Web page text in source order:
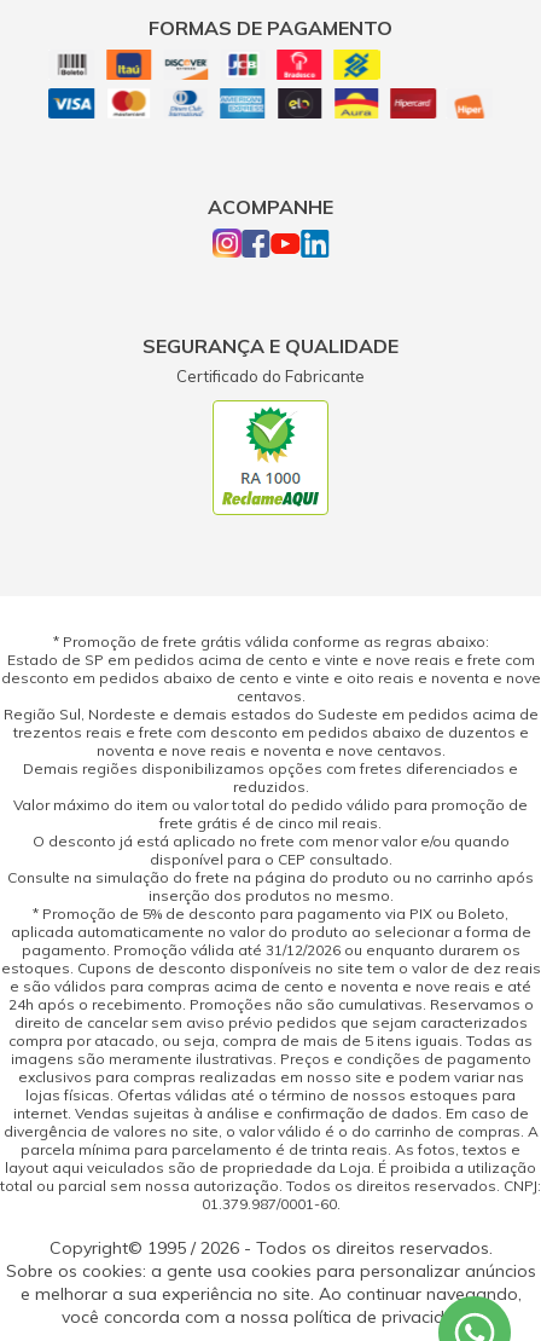
FORMAS DE PAGAMENTO
ACOMPANHE
SEGURANÇA E QUALIDADE
Certificado do Fabricante
* Promoção de frete grátis válida conforme as regras abaixo:
Estado de SP em pedidos acima de cento e vinte e nove reais e frete com
desconto em pedidos abaixo de cento e vinte e oito reais e noventa e nove
centavos.
Região Sul, Nordeste e demais estados do Sudeste em pedidos acima de
trezentos reais e frete com desconto em pedidos abaixo de duzentos e
noventa e nove reais e noventa e nove centavos.
Demais regiões disponibilizamos opções com fretes diferenciados e
reduzidos.
Valor máximo do item ou valor total do pedido válido para promoção de
frete grátis é de cinco mil reais.
O desconto já está aplicado no frete com menor valor e/ou quando
disponível para o CEP consultado.
Consulte na simulação do frete na página do produto ou no carrinho após
inserção dos produtos no mesmo.
* Promoção de 5% de desconto para pagamento via PIX ou Boleto,
aplicada automaticamente no valor do produto ao selecionar a forma de
pagamento. Promoção válida até 31/12/2026 ou enquanto durarem os
estoques. Cupons de desconto disponíveis no site tem o valor de dez reais
e são válidos para compras acima de cento e noventa e nove reais e até
24h após o recebimento. Promoções não são cumulativas. Reservamos o
direito de cancelar sem aviso prévio pedidos que sejam caracterizados
compra por atacado, ou seja, compra de mais de 5 itens iguais. Todas as
imagens são meramente ilustrativas. Preços e condições de pagamento
exclusivos para compras realizadas em nosso site e podem variar nas
lojas físicas. Ofertas válidas até o término de nossos estoques para
internet. Vendas sujeitas à análise e confirmação de dados. Em caso de
divergência de valores no site, o valor válido é o do carrinho de compras. A
parcela mínima para parcelamento é de trinta reais. As fotos, textos e
layout aqui veiculados são de propriedade da Loja. É proibida a utilização
total ou parcial sem nossa autorização. Todos os direitos reservados. CNPJ:
01.379.987/0001-60.
Copyright© 1995 / 2026 - Todos os direitos reservados.
Sobre os cookies: a gente usa cookies para personalizar anúncios
e melhorar a sua experiência no site. Ao continuar navegando,
você concorda com a nossa política de privacidade.